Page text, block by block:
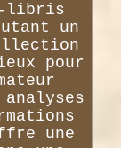
libris
un
pour
une